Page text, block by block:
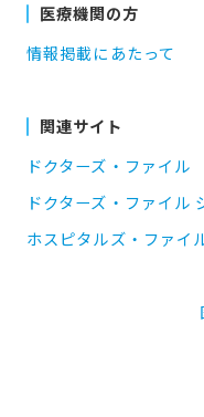
医療機関の方
情報掲載にあたって
関連サイト
ドクターズ・ファイル
ドクターズ・ファイル
ホスピタルズ・ファイ